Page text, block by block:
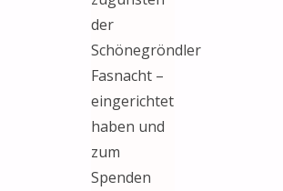
der
Schönegröndler
Fasnacht –
eingerichtet
haben und
zum
Spenden